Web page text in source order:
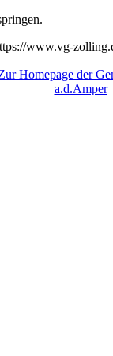
www.vg-